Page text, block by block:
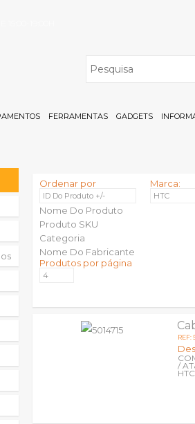
FERRAMENTAS GADGETS
Ordenar por
ID Do Produto +/-
Nome Do Produto
Produto SKU
Categoria
Nome Do Fabricante
Marca:
HTC
Produtos por página
REF:
/